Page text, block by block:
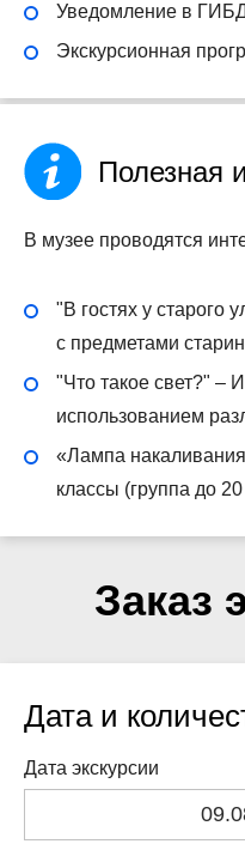
Уведомление в
Экскурсионная
Полезная
В музее проводятся
"В гостях у старого
с предметами
"Что такое свет?" –
использованием
«Лампа
классы (группа до
Заказ
Дата и
Дата экскурсии